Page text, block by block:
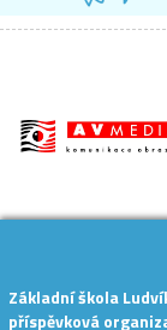
Základní škola
příspěvková